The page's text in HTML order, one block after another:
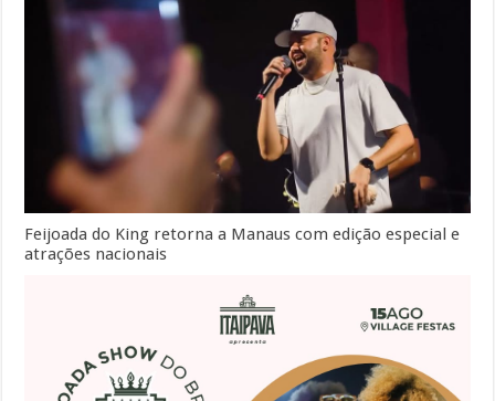
Feijoada do King retorna a Manaus com edição especial e
atrações nacionais